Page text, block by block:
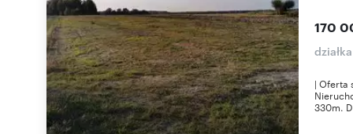
170
| Oferta
330m.